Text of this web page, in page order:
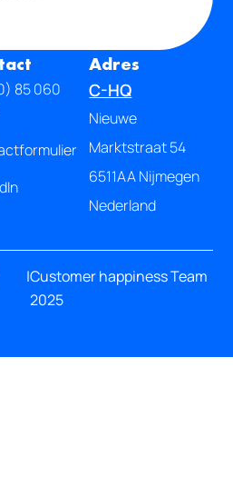
85 060
Adres
C-HQ
Nieuwe
Marktstraat 54
6511AA Nijmegen
Nederland
|Customer happiness Team
2025